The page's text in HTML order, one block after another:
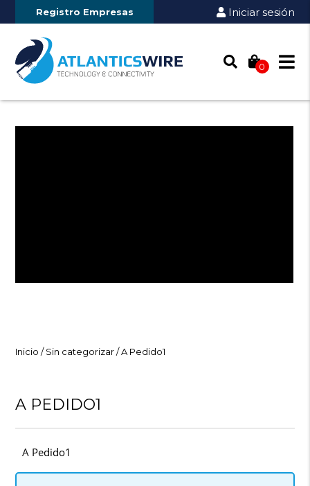
Registro Empresas Iniciar sesión
0
Inicio /Sin categorizar/ A Pedido1
A PEDIDO1
A Pedido1